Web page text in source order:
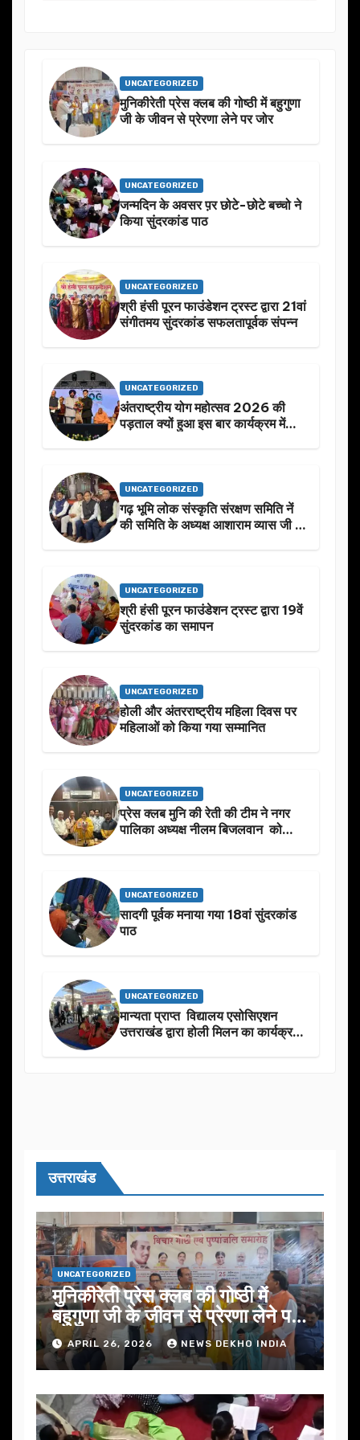
UNCATEGORIZED
मुनिकीरेती प्रेस क्लब की गोष्ठी में बहुगुणा
जी के जीवन से प्रेरणा लेने पर जोर
UNCATEGORIZED
जन्मदिन के अवसर प़र छोटे-छोटे बच्चो ने
किया सुंदरकांड पाठ
UNCATEGORIZED
श्री हंसी पूरन फाउंडेशन ट्रस्ट द्वारा 21वां
संगीतमय सुंदरकांड सफलतापूर्वक संपन्न
UNCATEGORIZED
अंतराष्ट्रीय योग महोत्सव 2026 की
पड़ताल क्यों हुआ इस बार कार्यक्रम में
UNCATEGORIZED
गढ़ भूमि लोक संस्कृति संरक्षण समिति नें
की समिति के अध्यक्ष आशाराम व्यास जी के
UNCATEGORIZED
श्री हंसी पूरन फाउंडेशन ट्रस्ट द्वारा 19वें
सुंदरकांड का समापन
UNCATEGORIZED
होली और अंतरराष्ट्रीय महिला दिवस पर
महिलाओं को किया गया सम्मानित
UNCATEGORIZED
प्रेस क्लब मुनि की रेती की टीम ने नगर
पालिका अध्यक्ष नीलम बिजलवान को
UNCATEGORIZED
सादगी पूर्वक मनाया गया 18वां सुंदरकांड
पाठ
UNCATEGORIZED
मान्यता प्राप्त विद्यालय एसोसिएशन
उत्तराखंड द्वारा होली मिलन का कार्यक्रम
उत्तराखंड
UNCATEGORIZED
मुनिकीरेती प्रेस क्लब की गोष्ठी में
बहुगुणा जी के जीवन से प्रेरणा लेने पर
जोरAPRIL 26, 2026 NEWS DEKHO INDIA